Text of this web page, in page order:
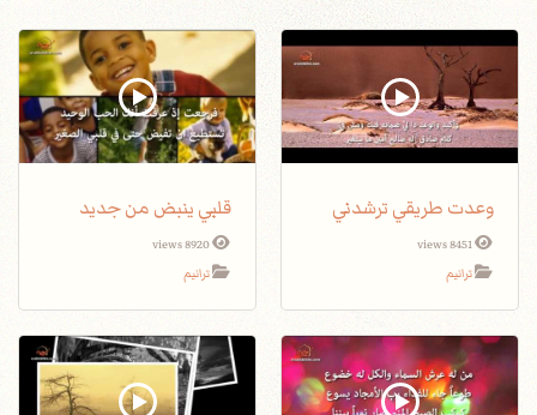
وعدت طريقي ترشدني
8451 views
ترانيم
قلبي ينبض من جديد
8920 views
ترانيم